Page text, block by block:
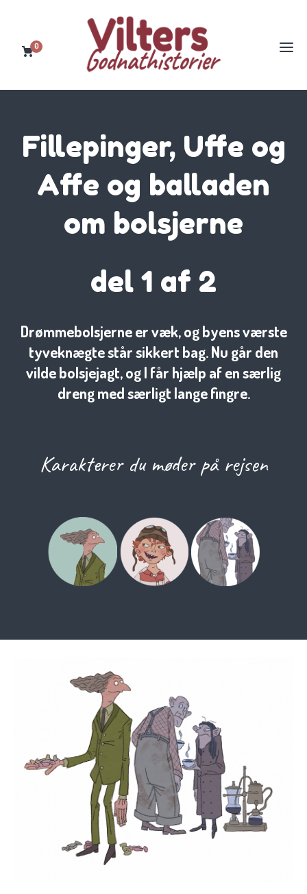
0
Fillepinger, Uffe og
Affe og balladen
om bolsjerne
del 1 af 2
Drømmebolsjerne er væk, og byens værste
tyveknægte står sikkert bag. Nu går den
vilde bolsjejagt, og I får hjælp af en særlig
dreng med særligt lange fingre.
Karakterer du møder på rejsen